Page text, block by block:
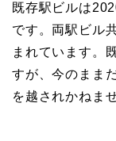
既存駅ビルは
です。両駅ビル
まれています。
すが、今のまま
を越されかねま